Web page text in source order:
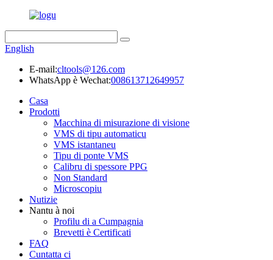
English
E-mail:cltools@126.com
WhatsApp è Wechat:008613712649957
Casa
Prodotti
Macchina di misurazione di visione
VMS di tipu automaticu
VMS istantaneu
Tipu di ponte VMS
Calibru di spessore PPG
Non Standard
Microscopiu
Nutizie
Nantu à noi
Profilu di a Cumpagnia
Brevetti è Certificati
FAQ
Cuntatta ci